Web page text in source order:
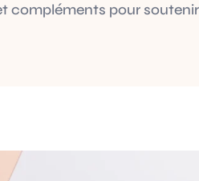
compléments pour